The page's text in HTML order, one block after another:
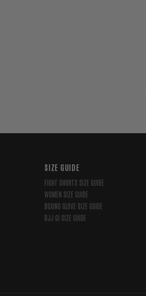
SIZE GUIDE
FIGHT SHORTS SIZE GUIDE
WOMEN SIZE GUIDE
BOXING GLOVE SIZE GUIDE
BJJ GI SIZE GUIDE